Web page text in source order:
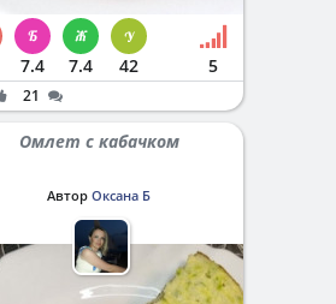
7.4 7.4 42 5
21
Омлет с кабачком
Автор Оксана Б